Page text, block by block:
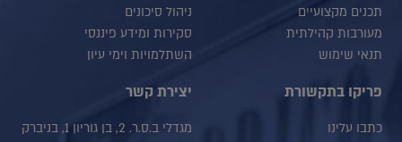
תכנים מקצועיים
מעורבות קהילתית
תנאי שימוש
ניהול סיכונים
סקירות ומידע פיננסי
השתלמויות וימי עיון
פריקו בתקשורת
כתבו עלינו
יצירת קשר
מגדלי ב.ס.ר. 2, בן גוריון 1, בניברק